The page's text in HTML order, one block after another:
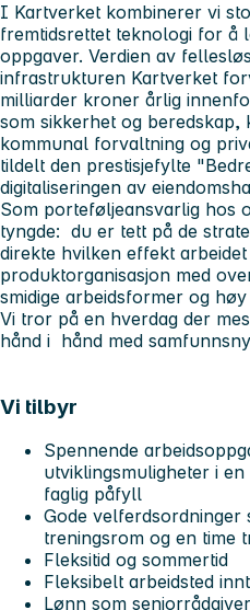
I Kartverket kombinerer vi
fremtidsrettet teknologi for å
oppgaver. Verdien av
infrastrukturen Kartverket
milliarder kroner årlig
som sikkerhet og beredskap,
kommunal forvaltning og
tildelt den prestisjefylte
digitaliseringen av
Som porteføljeansvarlig hos
tyngde: du er tett på de
direkte hvilken effekt
produktorganisasjon med
smidige arbeidsformer og
Vi tror på en hverdag der
hånd i hånd med
Vi tilbyr
Spennende
utviklingsmuligheter i
faglig påfyll
Gode velferdsordninger
treningsrom og en time
Fleksitid og sommertid
Fleksibelt arbeidsted
Lønn som